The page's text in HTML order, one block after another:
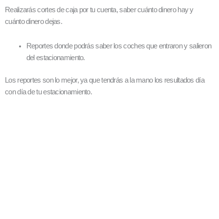
Realizarás cortes de caja por tu cuenta, saber cuánto dinero hay y
cuánto dinero dejas.
Reportes donde podrás saber los coches que entraron y salieron
del estacionamiento.
Los reportes son lo mejor, ya que tendrás a la mano los resultados día
con día de tu estacionamiento.